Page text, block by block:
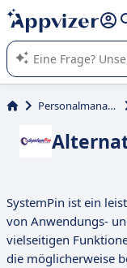
beantworten
Die KI von Appvizer
von SaaS-Software
Personalmanagement
SystemPin ist ein
von Anwendungs-
vielseitigen
die möglicherweise